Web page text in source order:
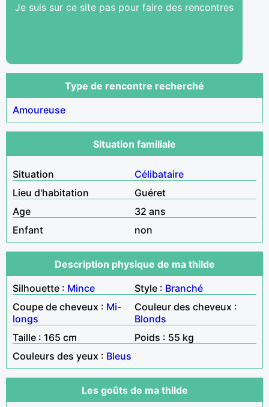
Je suis sur ce site pas pour faire des rencontres
Type de rencontre recherché
Amoureuse
Situation familiale
Situation
Célibataire
Lieu d'habitation
Guéret
Age
32 ans
Enfant
non
Description physique de ma thilde
Silhouette : Mince Style : Branché
Coupe de cheveux : Mi-
longs
Couleur des cheveux :
Blonds
Taille : 165 cm
Poids : 55 kg
Couleurs des yeux : Bleus
Les goûts de ma thilde